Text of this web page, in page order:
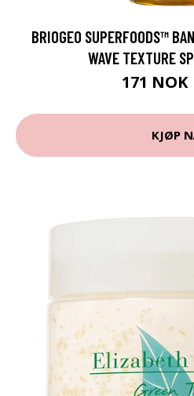
BRIOGEO SUPERFOODS™
WAVE TEXTURE
171 NOK
KJØP